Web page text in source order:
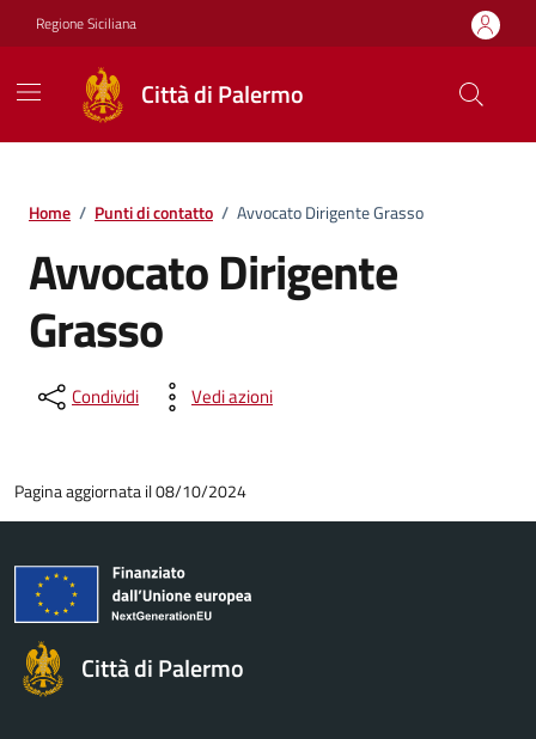
Vai ai contenuti
Vai al footer
Regione Siciliana
Città di Palermo
Home / Punti di contatto / Avvocato Dirigente Grasso
Avvocato Dirigente
Grasso
Condividi Vedi azioni
Pagina aggiornata il 08/10/2024
Città di Palermo